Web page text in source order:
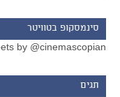
סינמסקופ בטוויטר
by @cinemascopian
תגים